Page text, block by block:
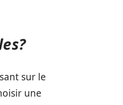
sur le
une